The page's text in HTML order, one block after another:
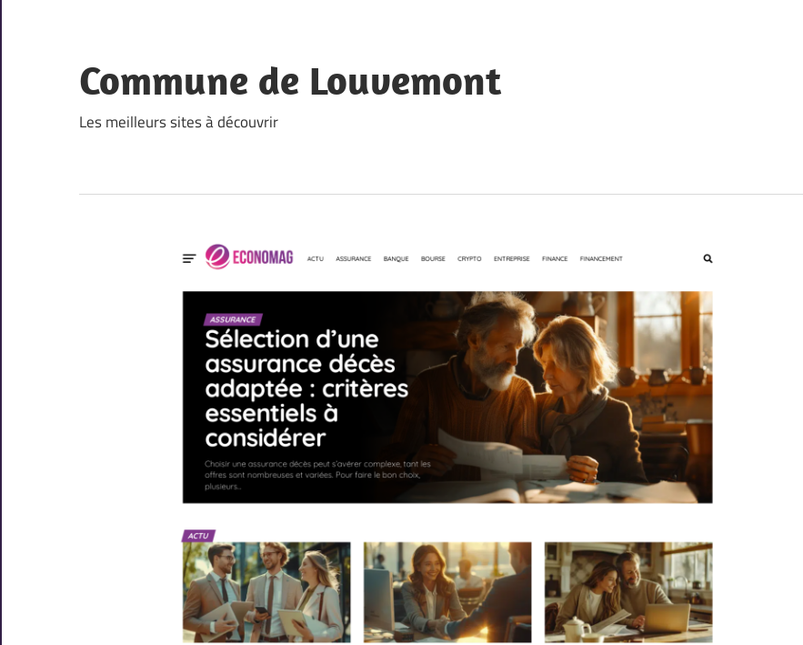
content
Commune de Louvemont
Les meilleurs sites à découvrir